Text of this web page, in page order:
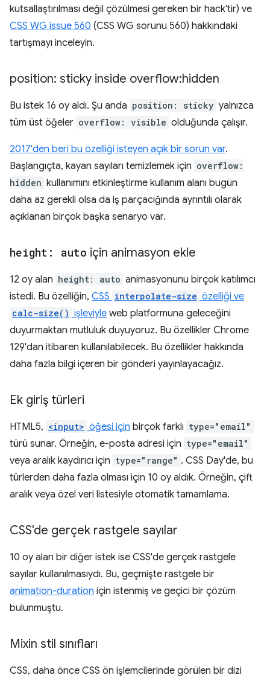
kutsallaştırılması değil çözülmesi gereken bir hack'tir) ve
CSS WG issue 560 (CSS WG sorunu 560) hakkındaki
tartışmayı inceleyin.
position: sticky inside overflow:hidden
Bu istek 16 oy aldı. Şu anda position: sticky yalnızca
tüm üst öğeler overflow: visible olduğunda çalışır.
2017'den beri bu özelliği isteyen açık bir sorun var.
Başlangıçta, kayan sayıları temizlemek için overflow:
hidden kullanımını etkinleştirme kullanım alanı bugün
daha az gerekli olsa da iş parçacığında ayrıntılı olarak
açıklanan birçok başka senaryo var.
height: auto için animasyon ekle
12 oy alan height: auto animasyonunu birçok katılımcı
istedi. Bu özelliğin, CSS interpolate-size özelliği ve
calc-size() işleviyle web platformuna geleceğini
duyurmaktan mutluluk duyuyoruz. Bu özellikler Chrome
129'dan itibaren kullanılabilecek. Bu özellikler hakkında
daha fazla bilgi içeren bir gönderi yayınlayacağız.
Ek giriş türleri
HTML5, <input> öğesi için birçok farklı type="email"
türü sunar. Örneğin, e-posta adresi için type="email"
veya aralık kaydırıcı için type="range" . CSS Day'de, bu
türlerden daha fazla olması için 10 oy aldık. Örneğin, çift
aralık veya özel veri listesiyle otomatik tamamlama.
CSS'de gerçek rastgele sayılar
10 oy alan bir diğer istek ise CSS'de gerçek rastgele
sayılar kullanılmasıydı. Bu, geçmişte rastgele bir
animation-duration için istenmiş ve geçici bir çözüm
bulunmuştu.
Mixin stil sınıfları
CSS, daha önce CSS ön işlemcilerinde görülen bir dizi